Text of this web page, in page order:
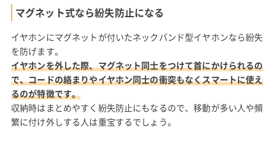
マグネット式なら紛失防止になる
イヤホンにマグネットが付いたネックバンド型イヤホンなら紛失
を防げます。
イヤホンを外した際、マグネット同士をつけて首にかけられるの
で、コードの絡まりやイヤホン同士の衝突もなくスマートに使え
るのが特徴です。
収納時はまとめやすく紛失防止にもなるので、移動が多い人や頻
繁に付け外しする人は重宝するでしょう。